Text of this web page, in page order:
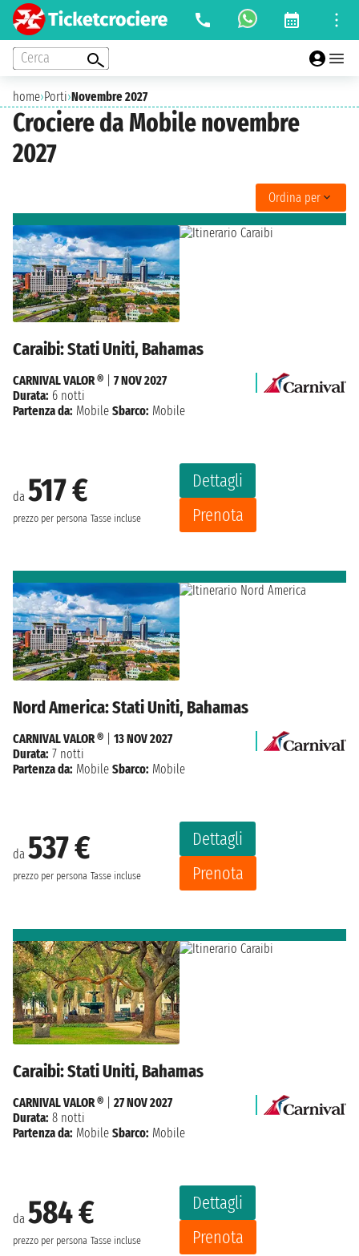
Cerca
home›Porti›Novembre 2027
Crociere da Mobile novembre
2027
Ordina per
Caraibi: Stati Uniti, Bahamas
da 517 €
prezzo per persona Tasse incluse
Dettagli
Prenota
CARNIVAL VALOR ®
7 NOV 2027
Durata: 6 notti
Partenza da: Mobile Sbarco: Mobile
Nord America: Stati Uniti, Bahamas
da 537 €
prezzo per persona Tasse incluse
Dettagli
Prenota
CARNIVAL VALOR ®
13 NOV 2027
Durata: 7 notti
Partenza da: Mobile Sbarco: Mobile
Caraibi: Stati Uniti, Bahamas
da 584 €
prezzo per persona Tasse incluse
Dettagli
Prenota
CARNIVAL VALOR ®
27 NOV 2027
Durata: 8 notti
Partenza da: Mobile Sbarco: Mobile